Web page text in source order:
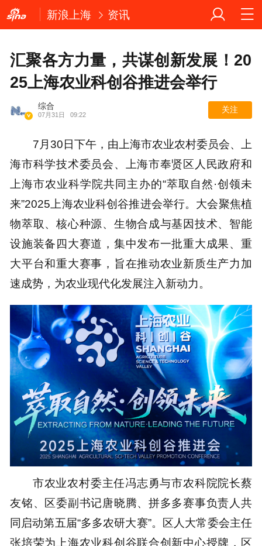
新浪上海 资讯
汇聚各方力量，共谋创新发展！20
25上海农业科创谷推进会举行
综合
07月31日 09:22
关注
7月30日下午，由上海市农业农村委员会、上
海市科学技术委员会、上海市奉贤区人民政府和
上海市农业科学院共同主办的“萃取自然·创领未
来”2025上海农业科创谷推进会举行。大会聚焦植
物萃取、核心种源、生物合成与基因技术、智能
设施装备四大赛道，集中发布一批重大成果、重
大平台和重大赛事，旨在推动农业新质生产力加
速成势，为农业现代化发展注入新动力。
市农业农村委主任冯志勇与市农科院院长蔡
友铭、区委副书记唐晓腾、拼多多赛事负责人共
同启动第五届“多多农研大赛”。区人大常委会主任
张培荣为上海农业科创谷联合创新中心授牌，区